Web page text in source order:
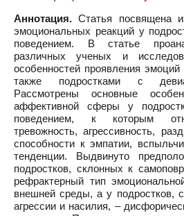
Аннотация. Статья посвящена
эмоциональных реакций у
поведением. В статье
различных ученых и
особенностей проявления
также подростками с
Рассмотрены основные
аффективной сферы у
поведением, к которым
тревожность, агрессивность,
способности к эмпатии,
тенденции. Выдвинуто
подростков, склонных к
рефрактерный тип
внешней среды, а у подростков,
агрессии и насилия, –